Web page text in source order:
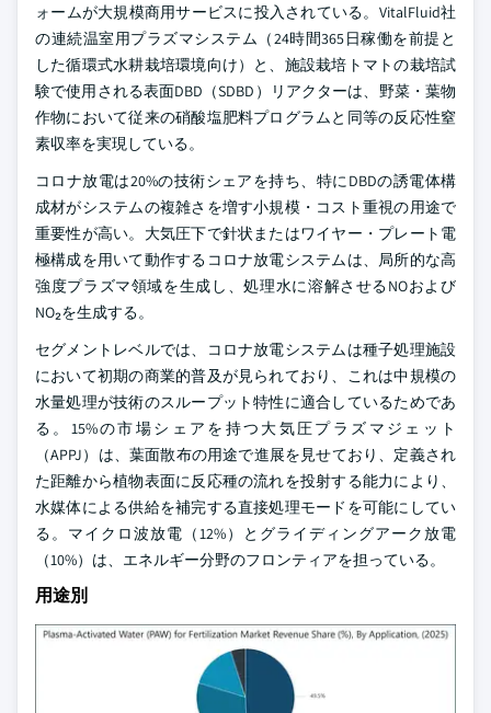
ォームが大規模商用サービスに投入されている。VitalFluid社
の連続温室用プラズマシステム（24時間365日稼働を前提と
した循環式水耕栽培環境向け）と、施設栽培トマトの栽培試
験で使用される表面DBD（SDBD）リアクターは、野菜・葉物
作物において従来の硝酸塩肥料プログラムと同等の反応性窒
素収率を実現している。
コロナ放電は20%の技術シェアを持ち、特にDBDの誘電体構
成材がシステムの複雑さを増す小規模・コスト重視の用途で
重要性が高い。大気圧下で針状またはワイヤー・プレート電
極構成を用いて動作するコロナ放電システムは、局所的な高
強度プラズマ領域を生成し、処理水に溶解させるNOおよび
NO₂を生成する。
セグメントレベルでは、コロナ放電システムは種子処理施設
において初期の商業的普及が見られており、これは中規模の
水量処理が技術のスループット特性に適合しているためであ
る。15%の市場シェアを持つ大気圧プラズマジェット
（APPJ）は、葉面散布の用途で進展を見せており、定義され
た距離から植物表面に反応種の流れを投射する能力により、
水媒体による供給を補完する直接処理モードを可能にしてい
る。マイクロ波放電（12%）とグライディングアーク放電
（10%）は、エネルギー分野のフロンティアを担っている。
用途別